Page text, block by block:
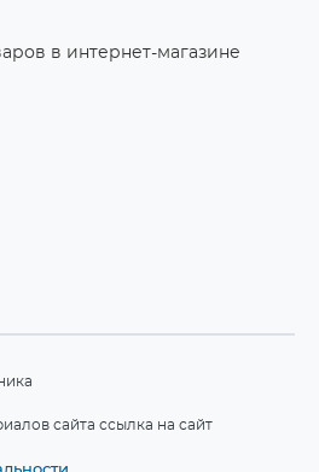
в интернет-магазине
сайта ссылка на сайт